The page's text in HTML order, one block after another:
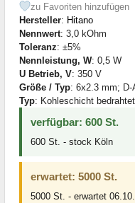
zu Favoriten hinzufügen
Hersteller: Hitano
Nennwert: 3,0 kOhm
Toleranz: ±5%
Nennleistung, W: 0,5 W
U Betrieb, V: 350 V
Größe / Typ: 6x2.3 mm;
Typ: Kohleschicht
verfügbar: 600 St.
600 St. - stock Köln
erwartet: 5000 St.
5000 St. - erwartet